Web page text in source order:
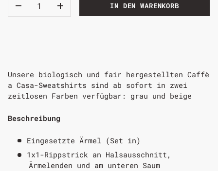
IN DEN WARENKORB
Unsere biologisch und fair hergestellten Caffè
a Casa-Sweatshirts sind ab sofort in zwei
zeitlosen Farben verfügbar: grau und beige
Beschreibung
Eingesetzte Ärmel (Set in)
1x1-Rippstrick an Halsausschnitt,
Ärmelenden und am unteren Saum